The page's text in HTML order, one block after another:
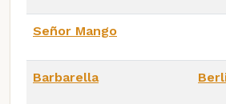
Señor Mango
Barbarella